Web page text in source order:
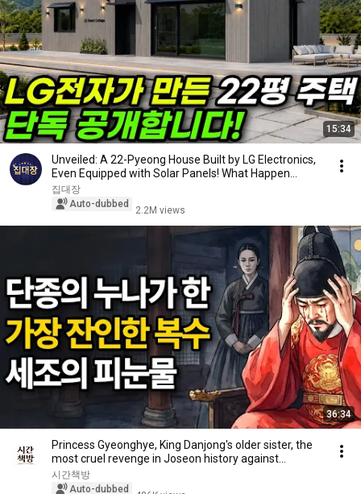
15:34
Unveiled: A 22-Pyeong House Built by LG Electronics,
Even Equipped with Solar Panels! What Happen...
집대장
Auto-dubbed
2.2M views
36:34
Princess Gyeonghye, King Danjong's older sister, the
most cruel revenge in Joseon history against...
시간책방
Auto-dubbed